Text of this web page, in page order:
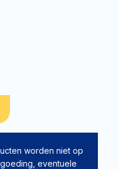
worden niet op
eventuele